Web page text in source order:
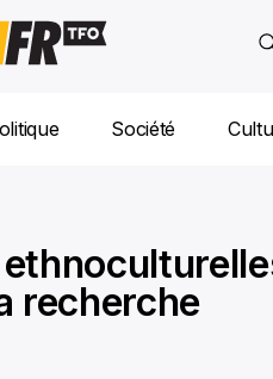
Société
recherche